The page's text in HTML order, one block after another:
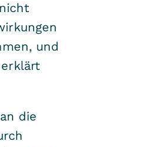
und
die